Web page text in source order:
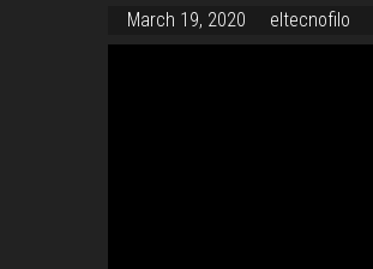
March 19, 2020 eltecnofilo